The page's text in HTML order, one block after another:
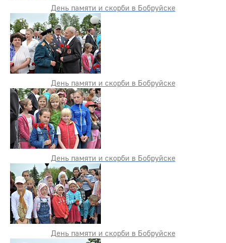
День памяти и скорби в Бобруйске
День памяти и скорби в Бобруйске
День памяти и скорби в Бобруйске
День памяти и скорби в Бобруйске